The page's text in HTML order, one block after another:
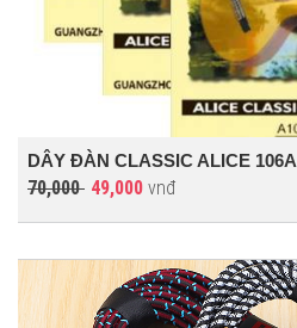
DÂY ĐÀN CLASSIC ALICE 106A
70,000 49,000 vnđ